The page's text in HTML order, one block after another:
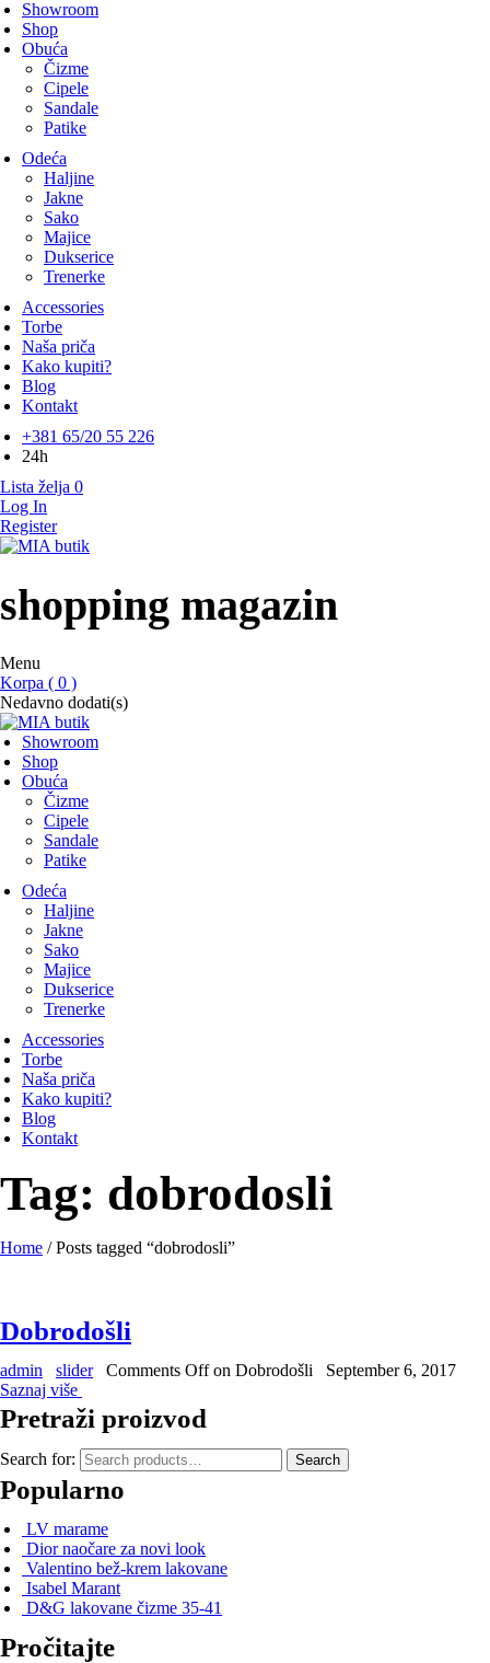
Showroom
Shop
Obuća
Čizme
Cipele
Sandale
Patike
Odeća
Haljine
Jakne
Sako
Majice
Dukserice
Trenerke
Accessories
Torbe
Naša priča
Kako kupiti?
Blog
Kontakt
+381 65/20 55 226
24h
Lista želja 0
Log In
Register
MIA butik
shopping magazin
Menu
Korpa ( 0 )
Nedavno dodati(s)
Showroom
Shop
Obuća
Čizme
Cipele
Sandale
Patike
Odeća
Haljine
Jakne
Sako
Majice
Dukserice
Trenerke
Accessories
Torbe
Naša priča
Kako kupiti?
Blog
Kontakt
Tag: dobrodosli
Home / Posts tagged “dobrodosli”
Dobrodošli
admin slider Comments Offon Dobrodošli
September 6, 2017
Saznaj više
Pretraži proizvod
Search for: Search
Popularno
LV marame
Dior naočare za novi look
Valentino bež-krem lakovane
Isabel Marant
D&G lakovane čizme 35-41
Pročitajte